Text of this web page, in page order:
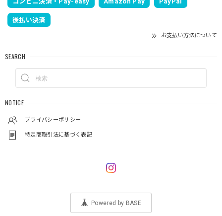
後払い決済
お支払い方法について
SEARCH
NOTICE
プライバシーポリシー
特定商取引法に基づく表記
Powered by BASE